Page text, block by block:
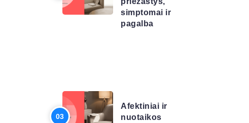
simptomai ir
pagalba
Afektiniai ir
nuotaikos